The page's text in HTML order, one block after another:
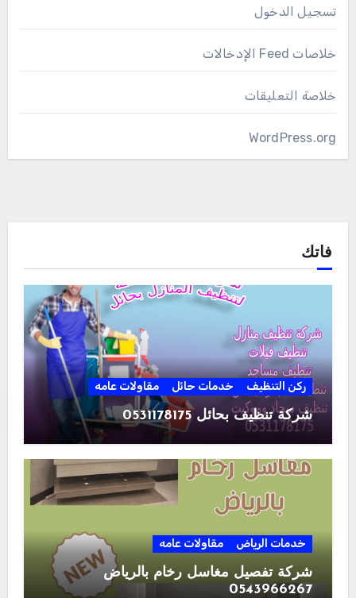
تسجيل الدخول
خلاصات Feed الإدخالات
خلاصة التعليقات
WordPress.org
فاتك
ركن التنظيف خدمات حائل مقاولات عامه
شركة تنظيف بحائل 0531178175
خدمات الرياض مقاولات عامه
شركة تفصيل مغاسل رخام بالرياض
0543966267